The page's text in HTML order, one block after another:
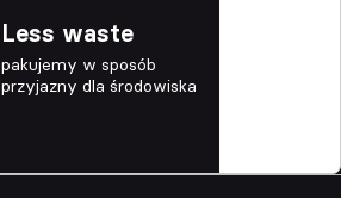
Less waste
pakujemy w sposób
przyjazny dla środowiska